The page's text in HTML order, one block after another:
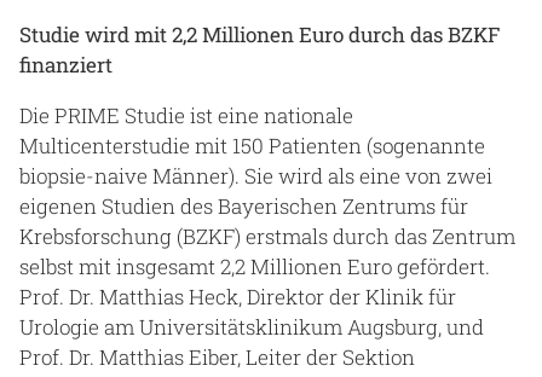
Studie wird mit 2,2 Millionen Euro durch das BZKF
finanziert
Die PRIME Studie ist eine nationale
Multicenterstudie mit 150 Patienten (sogenannte
biopsie-naive Männer). Sie wird als eine von zwei
eigenen Studien des Bayerischen Zentrums für
Krebsforschung (BZKF) erstmals durch das Zentrum
selbst mit insgesamt 2,2 Millionen Euro gefördert.
Prof. Dr. Matthias Heck, Direktor der Klinik für
Urologie am Universitätsklinikum Augsburg, und
Prof. Dr. Matthias Eiber, Leiter der Sektion